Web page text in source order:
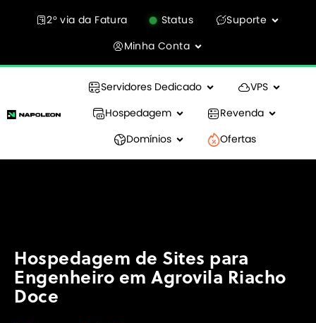
2° via da Fatura Status
Suporte
Minha Conta
Servidores Dedicado
VPS
Hospedagem
Revenda
Domínios
Ofertas
Hospedagem de Sites para
Engenheiro em Agrovila Riacho
Doce